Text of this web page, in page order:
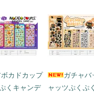
ボカドカップ
くキャンデ
ガチャバ
ャッツぷくぷ